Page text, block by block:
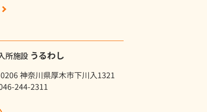
理事長 天利 俊介
所施設 うるわし
神奈川県厚木市下川入1321
244-2311